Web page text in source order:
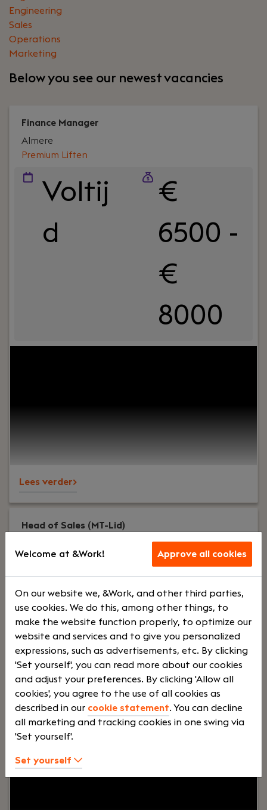
Engineering
Sales
Operations
Marketing
Below you see our newest vacancies
Finance Manager
Premium Liften
Almere
Voltij
d
€
6500 -
€
8000
Lees verder>
Head of Sales (MT-Lid)
Oneeightyone
Voltij
d
€
5000 -
€
8000
Your role:
Als Head of Sales (MT-lid) vervul je een
sleutelrol binnen onze organisatie. Je bent
Welcome at &Work! Approve all cookies
On our website we, &Work, and other third parties,
use cookies. We do this, among other things, to
make the website function properly, to optimize our
website and services and to give you personalized
expressions, such as advertisements, etc. By clicking
'Set yourself', you can read more about our cookies
and adjust your preferences. By clicking 'Allow all
cookies', you agree to the use of all cookies as
described in our cookie statement. You can decline
all marketing and tracking cookies in one swing via
'Set yourself'.
Set yourself